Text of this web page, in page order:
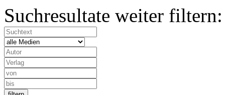
Suchresultate weiter filtern: